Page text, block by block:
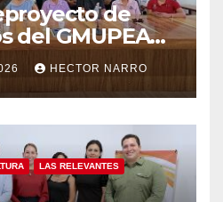
de
del GMUPEA
HECTOR NARRO
LAS RELEVANTES